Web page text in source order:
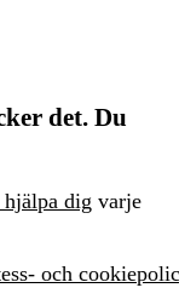
det. Du
dig varje
och